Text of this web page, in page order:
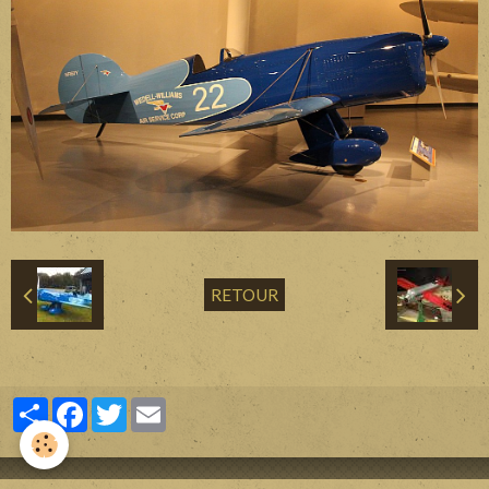
Divers
Liens
Contact
RETOUR
PartagerFacebook
Twitter